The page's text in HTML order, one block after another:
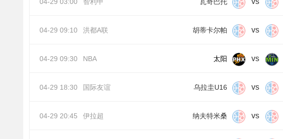
04-29 09:10 洪都A联 胡蒂卡尔帕 vs
04-29 09:30 NBA 太阳 vs
04-29 18:30 国际友谊 乌拉圭U16 vs
04-29 20:45 伊拉超 纳夫特米桑 vs